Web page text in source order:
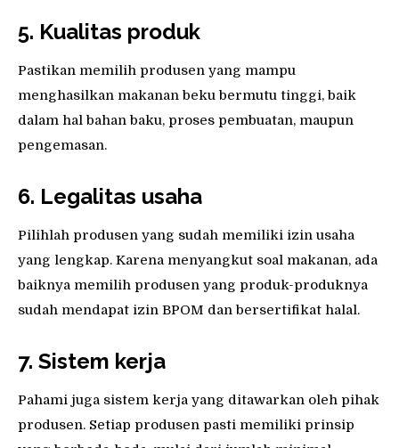
5. Kualitas produk
Pastikan memilih produsen yang mampu
menghasilkan makanan beku bermutu tinggi, baik
dalam hal bahan baku, proses pembuatan, maupun
pengemasan.
6. Legalitas usaha
Pilihlah produsen yang sudah memiliki izin usaha
yang lengkap. Karena menyangkut soal makanan, ada
baiknya memilih produsen yang produk-produknya
sudah mendapat izin BPOM dan bersertifikat halal.
7. Sistem kerja
Pahami juga sistem kerja yang ditawarkan oleh pihak
produsen. Setiap produsen pasti memiliki prinsip